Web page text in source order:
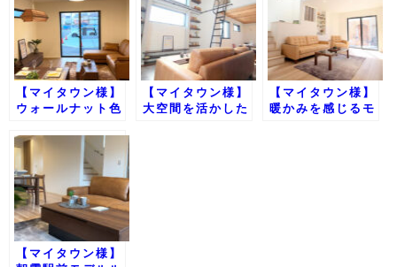
【マイタウン様】
ウォールナット色
デザイン【東京都
南大泉】
【マイタウン様】
大空間を活かした
【マイタウン様】
暖かみを感じるモ
【マイタウン様】